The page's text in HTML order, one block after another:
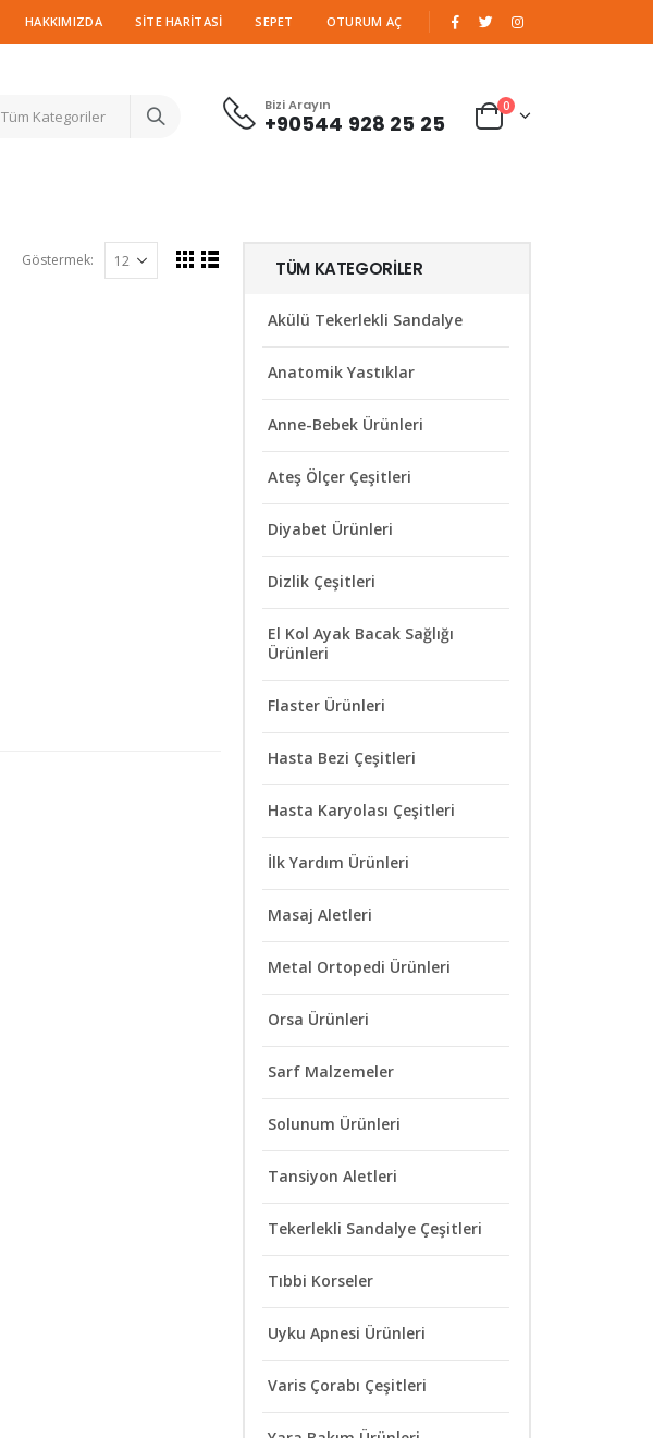
HAKKIMIZDA SITE HARITASI SEPET OTURUM AÇ
Tüm Kategoriler
Bizi Arayın
+90544 928 25 25
0
Göstermek: TÜM KATEGORILER
Akülü Tekerlekli Sandalye
Anatomik Yastıklar
Anne-Bebek Ürünleri
Ateş Ölçer Çeşitleri
Diyabet Ürünleri
Dizlik Çeşitleri
El Kol Ayak Bacak Sağlığı
Ürünleri
Flaster Ürünleri
Hasta Bezi Çeşitleri
Hasta Karyolası Çeşitleri
İlk Yardım Ürünleri
Masaj Aletleri
Metal Ortopedi Ürünleri
Orsa Ürünleri
Sarf Malzemeler
Solunum Ürünleri
Tansiyon Aletleri
Tekerlekli Sandalye Çeşitleri
Tıbbi Korseler
Uyku Apnesi Ürünleri
Varis Çorabı Çeşitleri